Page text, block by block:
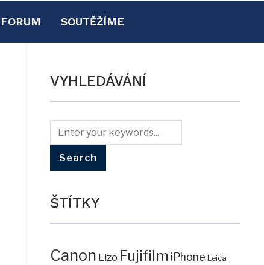
FORUM SOUTĚŽÍME
VYHLEDÁVÁNÍ
ŠTÍTKY
Canon Eizo Fujifilm iPhone Leica